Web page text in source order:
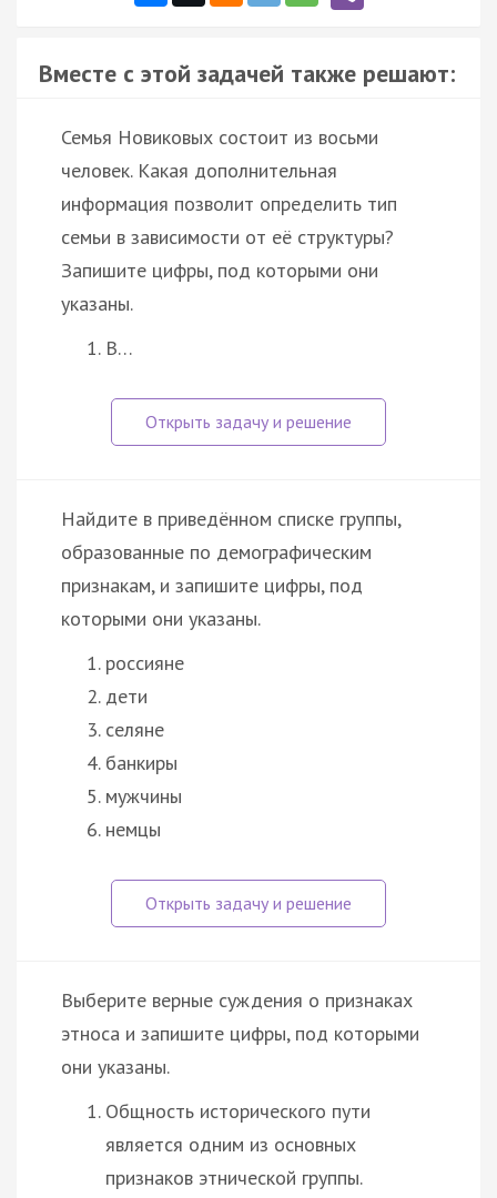
Вместе с этой задачей также решают:
Семья Новиковых состоит из восьми
человек. Какая дополнительная
информация позволит определить тип
семьи в зависимости от её структуры?
Запишите цифры, под которыми они
указаны.
В…
Найдите в приведённом списке группы,
образованные по демографическим
признакам, и запишите цифры, под
которыми они указаны.
россияне
дети
селяне
банкиры
мужчины
немцы
Выберите верные суждения о признаках
этноса и запишите цифры, под которыми
они указаны.
Общность исторического пути
является одним из основных
признаков этнической группы.